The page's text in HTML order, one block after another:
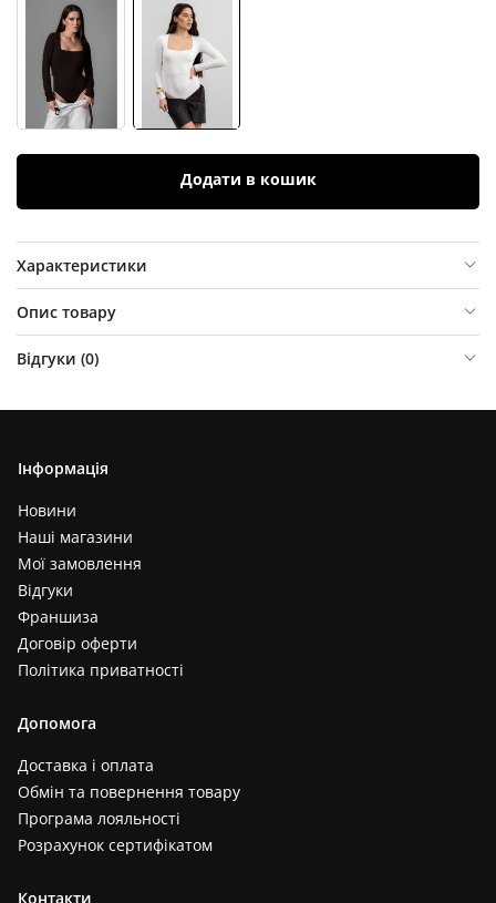
Додати в кошик
Характеристики
Опис товару
Відгуки (0)
Інформація
Новини
Наші магазини
Мої замовлення
Відгуки
Франшиза
Договір оферти
Політика приватності
Допомога
Доставка і оплата
Обмін та повернення товару
Програма лояльності
Розрахунок сертифікатом
Контакти